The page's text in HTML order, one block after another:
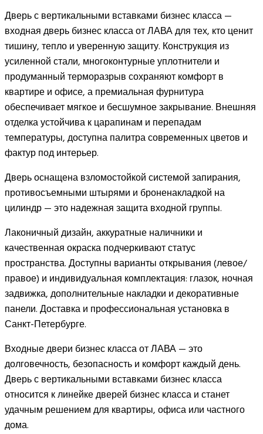
Дверь с вертикальными вставками бизнес класса —
входная дверь бизнес класса от ЛАВА для тех, кто ценит
тишину, тепло и уверенную защиту. Конструкция из
усиленной стали, многоконтурные уплотнители и
продуманный терморазрыв сохраняют комфорт в
квартире и офисе, а премиальная фурнитура
обеспечивает мягкое и бесшумное закрывание. Внешняя
отделка устойчива к царапинам и перепадам
температуры, доступна палитра современных цветов и
фактур под интерьер.
Дверь оснащена взломостойкой системой запирания,
противосъемными штырями и броненакладкой на
цилиндр — это надежная защита входной группы.
Лаконичный дизайн, аккуратные наличники и
качественная окраска подчеркивают статус
пространства. Доступны варианты открывания (левое/
правое) и индивидуальная комплектация: глазок, ночная
задвижка, дополнительные накладки и декоративные
панели. Доставка и профессиональная установка в
Санкт-Петербурге.
Входные двери бизнес класса от ЛАВА — это
долговечность, безопасность и комфорт каждый день.
Дверь с вертикальными вставками бизнес класса
относится к линейке дверей бизнес класса и станет
удачным решением для квартиры, офиса или частного
дома.